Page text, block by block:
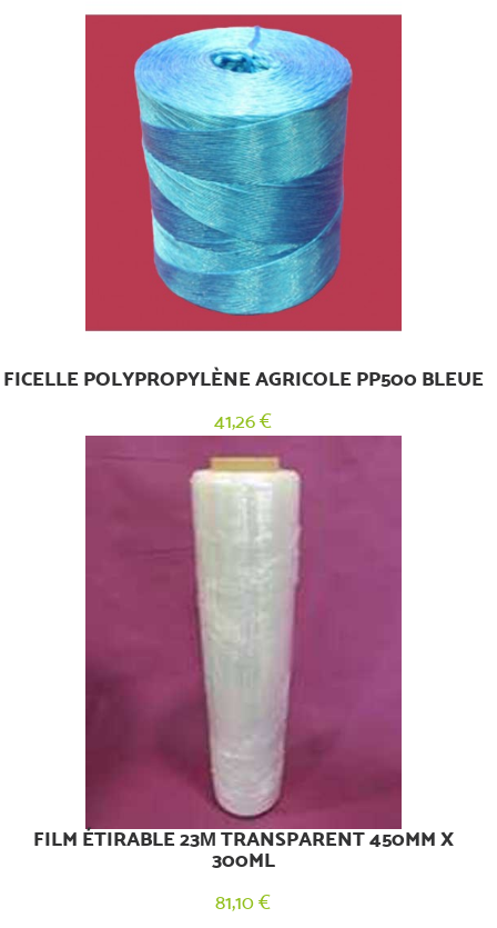
FICELLE POLYPROPYLÈNE AGRICOLE PP500 BLEUE
41,26 €
FILM ÉTIRABLE 23Μ TRANSPARENT 450MM X
300ML
81,10 €